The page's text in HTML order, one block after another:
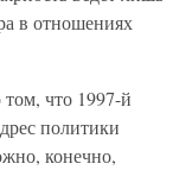
в отношениях
том, что 1997-й
политики
конечно,